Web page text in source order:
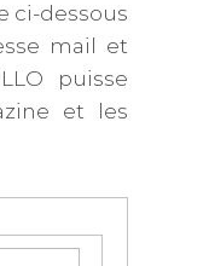
ci-dessous
mail et
puisse
et les